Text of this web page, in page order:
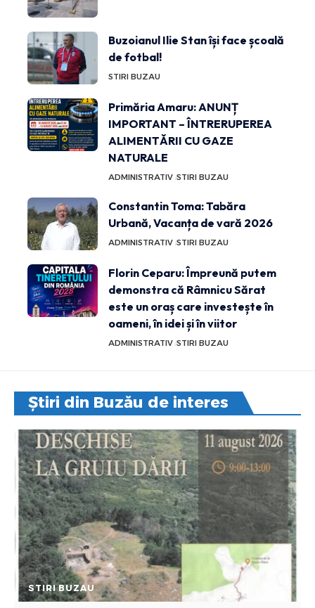
Buzoianul Ilie Stan își face școală
de fotbal!
STIRI BUZAU
Primăria Amaru: ANUNȚ
IMPORTANT – ÎNTRERUPEREA
ALIMENTĂRII CU GAZE
NATURALE
ADMINISTRATIV STIRI BUZAU
Constantin Toma: Tabăra
Urbană, Vacanța de vară 2026
ADMINISTRATIV STIRI BUZAU
Florin Ceparu: Împreună putem
demonstra că Râmnicu Sărat
este un oraș care investește în
oameni, în idei și în viitor
ADMINISTRATIV STIRI BUZAU
Știri din Buzău de interes
STIRI BUZAU